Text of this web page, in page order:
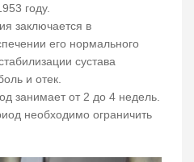
году.
заключается в
его нормального
сустава
и отек.
занимает от 2 до 4 недель.
необходимо ограничить